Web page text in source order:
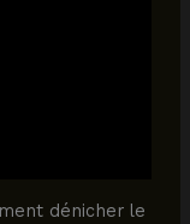
dénicher le